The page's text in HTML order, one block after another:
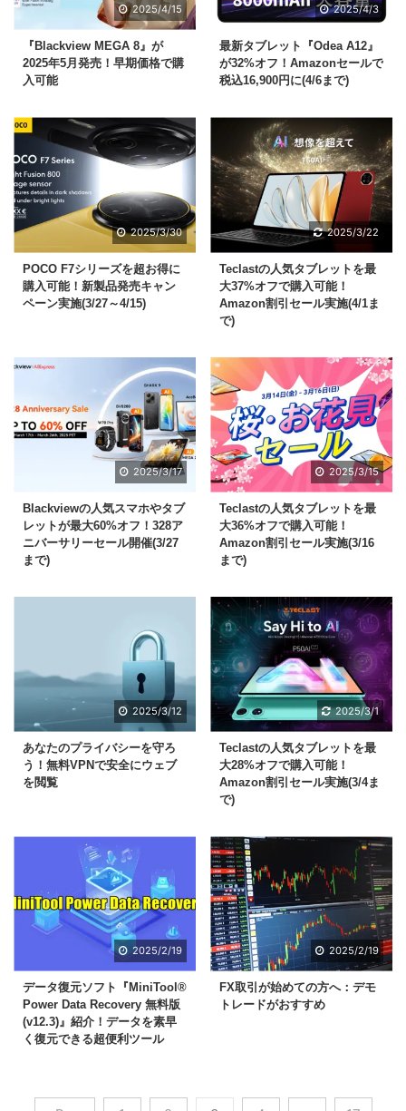
2025/4/15
『Blackview MEGA 8』が
2025年5月発売！早期価格で購
入可能
2025/4/3
最新タブレット『Odea A12』
が32%オフ！Amazonセールで
税込16,900円に(4/6まで)
2025/3/30
POCO F7シリーズを超お得に
購入可能！新製品発売キャン
ペーン実施(3/27～4/15)
2025/3/22
Teclastの人気タブレットを最
大37%オフで購入可能！
Amazon割引セール実施(4/1ま
で)
2025/3/17
Blackviewの人気スマホやタブ
レットが最大60%オフ！328ア
ニバーサリーセール開催(3/27
まで)
2025/3/15
Teclastの人気タブレットを最
大36%オフで購入可能！
Amazon割引セール実施(3/16
まで)
2025/3/12
あなたのプライバシーを守ろ
う！無料VPNで安全にウェブ
を閲覧
2025/3/1
Teclastの人気タブレットを最
大28%オフで購入可能！
Amazon割引セール実施(3/4ま
で)
2025/2/19
データ復元ソフト『MiniTool®
Power Data Recovery 無料版
(v12.3)』紹介！データを素早
く復元できる超便利ツール
2025/2/19
FX取引が始めての方へ：デモ
トレードがおすすめ